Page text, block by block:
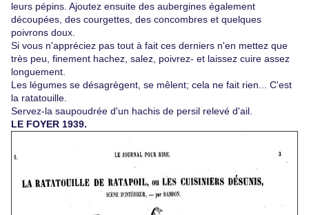
leurs pépins. Ajoutez ensuite des aubergines également
découpées, des courgettes, des concombres et quelques
poivrons doux.
Si vous n'appréciez pas tout à fait ces derniers n'en mettez que
très peu, finement hachez, salez, poivrez- et laissez cuire assez
longuement.
Les légumes se désagrègent, se mêlent; cela ne fait rien... C'est
la ratatouille.
Servez-la saupoudrée d'un hachis de persil relevé d'ail.
LE FOYER 1939.